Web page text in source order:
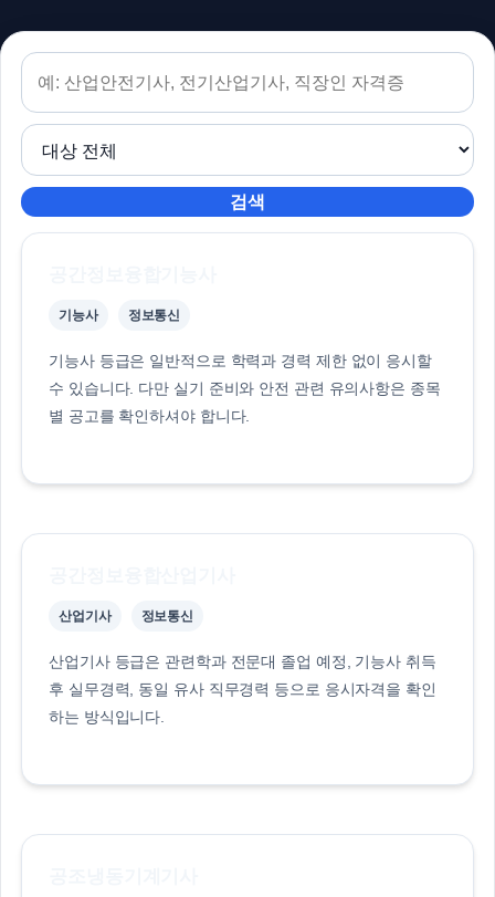
검색
기능사 정보통신
기능사 등급은 일반적으로 학력과 경력 제한 없이 응시할
수 있습니다. 다만 실기 준비와 안전 관련 유의사항은 종목
별 공고를 확인하셔야 합니다.
산업기사 정보통신
산업기사 등급은 관련학과 전문대 졸업 예정, 기능사 취득
후 실무경력, 동일 유사 직무경력 등으로 응시자격을 확인
하는 방식입니다.